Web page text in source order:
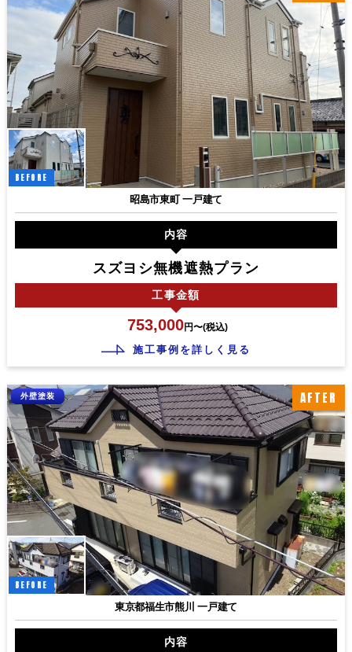
BEFORE
昭島市東町 一戸建て
内容
スズヨシ無機遮熱プラン
工事金額
753,000円〜(税込)
施工事例を詳しく見る
AFTER
BEFORE
外壁塗装
東京都福生市熊川 一戸建て
内容